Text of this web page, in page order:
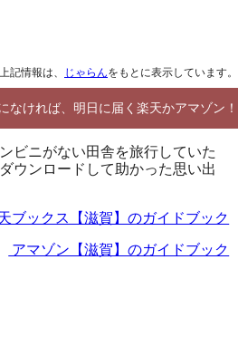
記情報は、 じゃらんをもとに表示しています。
なければ、明日に届く楽天かアマゾン！
ビニがない田舎を旅行していた
ウンロードして助かった思い出
ブックス【滋賀】のガイドブック
アマゾン【滋賀】のガイドブック